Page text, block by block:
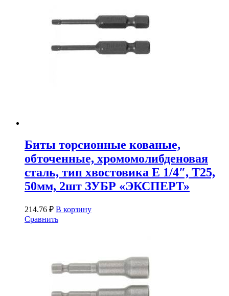
Биты торсионные кованые,
обточенные, хромомолибденовая
сталь, тип хвостовика E 1/4″, T25,
50мм, 2шт ЗУБР «ЭКСПЕРТ»
214.76 ₽ В корзину
Сравнить